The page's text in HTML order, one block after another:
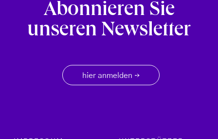
Abonnieren Sie
unseren Newsletter
hier anmelden →